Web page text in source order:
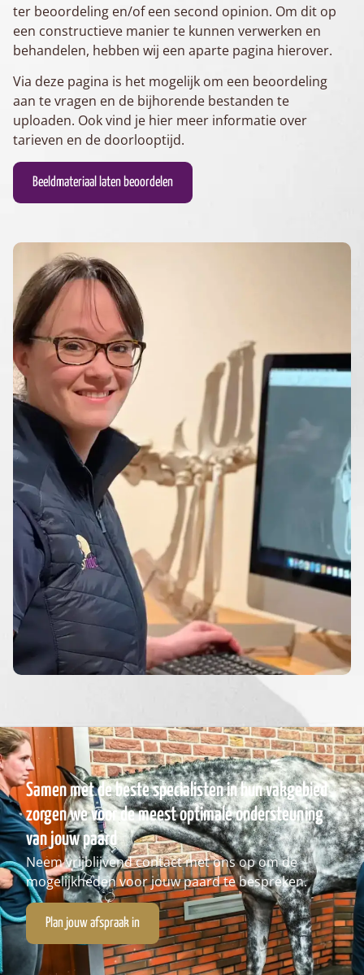
ter beoordeling en/of een second opinion. Om dit op
een constructieve manier te kunnen verwerken en
behandelen, hebben wij een aparte pagina hierover.
Via deze pagina is het mogelijk om een beoordeling
aan te vragen en de bijhorende bestanden te
uploaden. Ook vind je hier meer informatie over
tarieven en de doorlooptijd.
Beeldmateriaal laten beoordelen
Samen met de beste specialisten in hun vakgebied
zorgen we voor de meest optimale ondersteuning
van jouw paard
Neem vrijblijvend contact met ons op om de
mogelijkheden voor jouw paard te bespreken.
Plan jouw afspraak in